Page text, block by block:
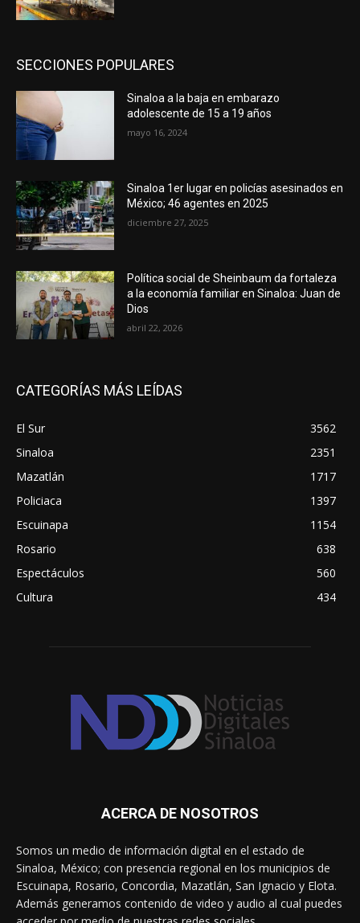
SECCIONES POPULARES
Sinaloa a la baja en embarazo
adolescente de 15 a 19 años
mayo 16, 2024
Sinaloa 1er lugar en policías asesinados en
México; 46 agentes en 2025
diciembre 27, 2025
Política social de Sheinbaum da fortaleza
a la economía familiar en Sinaloa: Juan de
Dios
abril 22, 2026
CATEGORÍAS MÁS LEÍDAS
El Sur
3562
Sinaloa
2351
Mazatlán
1717
Policiaca
1397
Escuinapa
1154
Rosario
638
Espectáculos
560
Cultura
434
ACERCA DE NOSOTROS
Somos un medio de información digital en el estado de
Sinaloa, México; con presencia regional en los municipios de
Escuinapa, Rosario, Concordia, Mazatlán, San Ignacio y Elota.
Además generamos contenido de video y audio al cual puedes